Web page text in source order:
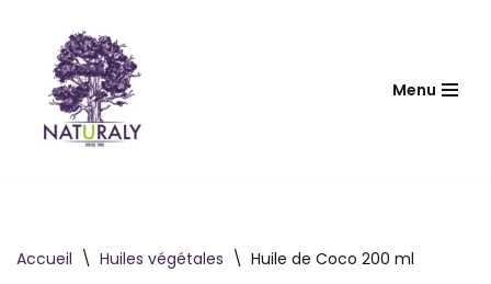
contenu
Menu
Accueil \ Huiles végétales \ Huile de Coco 200 ml